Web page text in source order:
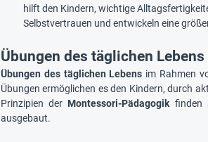
hilft den Kindern, wichtige
Selbstvertrauen und entwickeln eine
Übungen des täglichen
Übungen des täglichen Lebens im Rahmen
Übungen ermöglichen es den Kindern, durch
Prinzipien der Montessori-Pädagogik finden
ausgebaut.